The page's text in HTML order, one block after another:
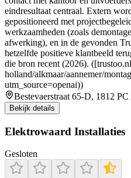
eindresultaat centraal. Extern
gepositioneerd met
werkzaamheden (zoals
afwerking), en in de gevonden
hetzelfde positieve klantbeeld
die bron recent (2026).
holland/alkmaar/aannemer/
utm_source=openai))
Bestevaerstraat 65-D, 1812
Bekijk details
Elektrowaard Installaties
Gesloten